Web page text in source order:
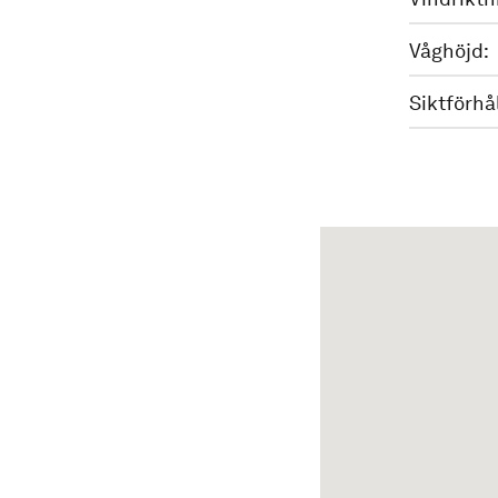
Våghöjd: